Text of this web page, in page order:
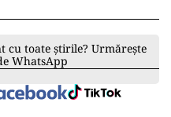
cu toate știrile? Urmărește
WhatsApp